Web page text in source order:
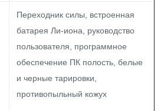
Переходник силы, встроенная
батарея Ли-иона, руководство
пользователя, программное
обеспечение ПК полость, белые
и черные тарировки,
противопыльный кожух